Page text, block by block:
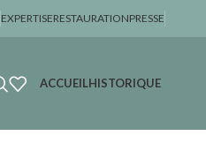
EXPERTISERESTAURATIONPRESSE
ACCUEILHISTORIQUE